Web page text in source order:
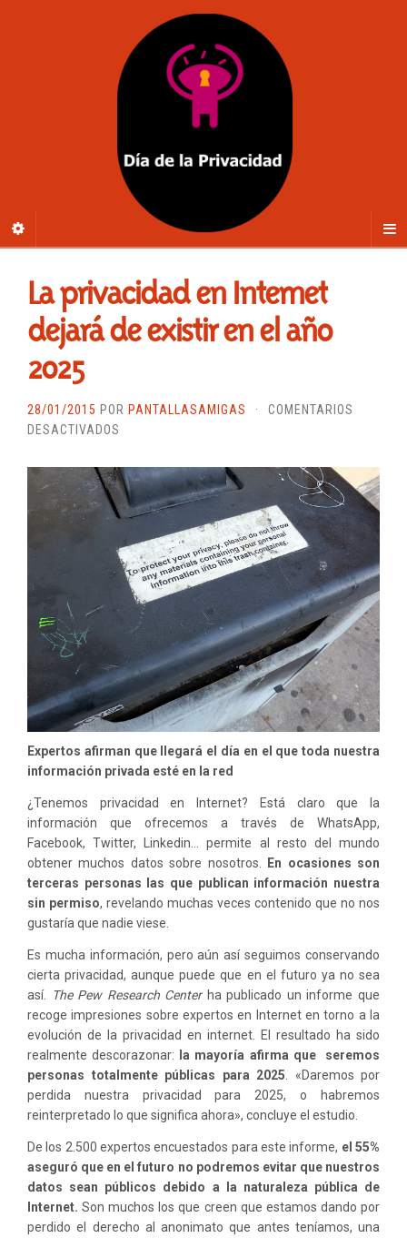
La privacidad en Internet
dejará de existir en el año
2025
28/01/2015 POR PANTALLASAMIGAS ·
COMENTARIOS
DESACTIVADOS
PRIVACIDAD
EN
INTERNET
DE
EXISTIR
EN
EL
AÑO
2025
Expertos afirman que llegará el día en el que toda nuestra
información privada esté en la red
¿Tenemos privacidad en Internet? Está claro que la
información que ofrecemos a través de WhatsApp,
Facebook, Twitter, Linkedin… permite al resto del mundo
obtener muchos datos sobre nosotros.
En ocasiones son
terceras personas las que publican información nuestra
sin permiso, revelando muchas veces contenido que no nos
gustaría que nadie viese.
Es mucha información, pero aún así seguimos conservando
cierta privacidad, aunque puede que en el futuro ya no sea
así.
The Pew Research Centerha publicado un informe que
recoge impresiones sobre expertos en Internet en torno a la
evolución de la privacidad en internet. El resultado ha sido
realmente descorazonar:
la mayoría afirma que seremos
personas totalmente públicas para 2025 . «Daremos por
perdida nuestra privacidad para 2025, o habremos
reinterpretado lo que significa ahora», concluye el estudio.
De los 2.500 expertos encuestados para este informe, el 55%
aseguró que en el futuro no podremos evitar que nuestros
datos sean públicos debido a la naturaleza pública de
Internet. Son muchos los que creen que estamos dando por
perdido el derecho al anonimato que antes teníamos, una